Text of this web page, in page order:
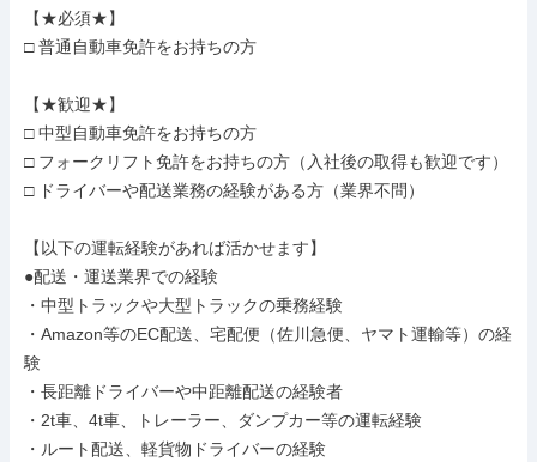
【★必須★】
□ 普通自動車免許をお持ちの方
【★歓迎★】
□ 中型自動車免許をお持ちの方
□ フォークリフト免許をお持ちの方（入社後の取得も歓迎です）
□ ドライバーや配送業務の経験がある方（業界不問）
【以下の運転経験があれば活かせます】
●配送・運送業界での経験
・中型トラックや大型トラックの乗務経験
・Amazon等のEC配送、宅配便（佐川急便、ヤマト運輸等）の経
験
・長距離ドライバーや中距離配送の経験者
・2t車、4t車、トレーラー、ダンプカー等の運転経験
・ルート配送、軽貨物ドライバーの経験